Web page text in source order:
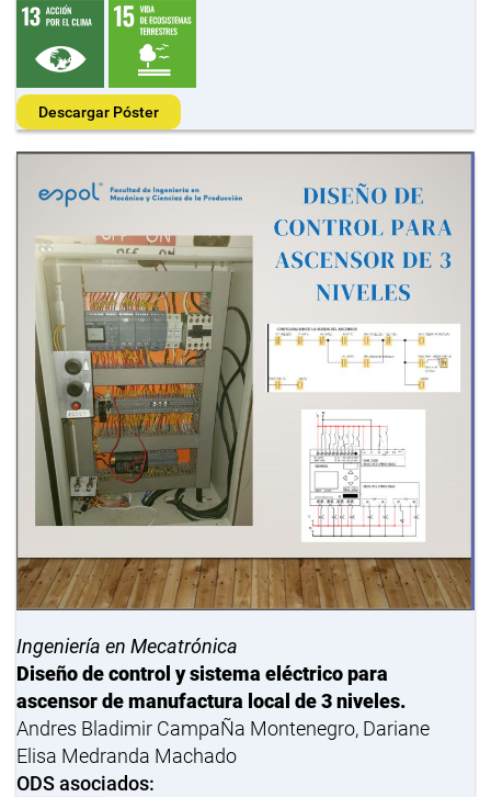
Descargar Póster
Ingeniería en Mecatrónica
Diseño de control y sistema eléctrico para
ascensor de manufactura local de 3 niveles.
Andres Bladimir CampaÑa Montenegro, Dariane
Elisa Medranda Machado
ODS asociados: